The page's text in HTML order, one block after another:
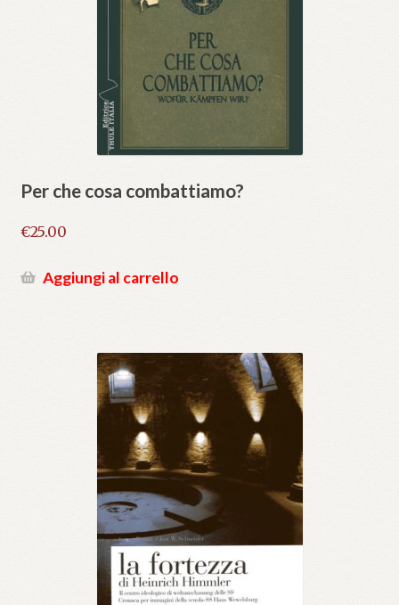
Per che cosa combattiamo?
€25.00
Aggiungi al carrello